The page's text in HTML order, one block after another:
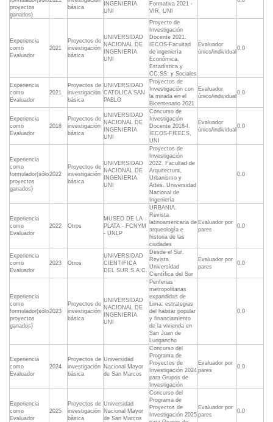
proyectos
ganados)
básica
INGENIERIA
UNI
Formativa 2021 -
VIR, UNI
Experiencia
como
Evaluador
2021
Proyectos de
investigación
básica
UNIVERSIDAD
NACIONAL DE
INGENIERIA
UNI
Proyecto de
Investigación
Docente 2021.
IECOS-Facultad
de ingeniería
Económica,
Estadística y
CC:SS: y Sociales
Evaluador
único/individual
0.0
Experiencia
como
Evaluador
2021
Proyectos de
investigación
básica
UNIVERSIDAD
CATOLICA SAN
PABLO
Proyectos de
Investigación con
la mirada en el
Bicentenario 2021
Evaluador
único/individual
0.0
Experiencia
como
Evaluador
2018
Proyectos de
investigación
básica
UNIVERSIDAD
NACIONAL DE
INGENIERIA
UNI
Concurso de
Investigación
Docente 2018-I.
IECOS-FIEECS,
UNI
Evaluador
único/individual
0.0
Experiencia
como
formulador(sólo
proyectos
ganados)
2022
Proyectos de
investigación
básica
UNIVERSIDAD
NACIONAL DE
INGENIERIA
UNI
Proyectos de
Investigación
2022. Facultad de
Arquitectura,
Urbanismo y
Artes. Universidad
Nacional de
Ingeniería
0.0
Experiencia
como
Evaluador
2022 Otros
MUSEO DE LA
PLATA - FCNYM
- UNLP
URBANIA.
Revista
latinoamericana de
arqueología e
historia de las
ciudades
Evaluador por
pares
0.0
Experiencia
como
Evaluador
2023 Otros
UNIVERSIDAD
CIENTIFICA
DEL SUR S.A.C.
Desde el Sur.
Revista
Universidad
Científica del Sur
Evaluador por
pares
0.0
Experiencia
como
formulador(sólo
proyectos
ganados)
2023
Proyectos de
investigación
básica
UNIVERSIDAD
NACIONAL DE
INGENIERIA
UNI
Periferias
metropolitanas
expandidas de
Lima: estrategias
del habitar popular
y financiamiento
de la vivienda en
San Juan de
Lurigancho
0.0
Experiencia
como
Evaluador
2024
Proyectos de
investigación
básica
Universidad
Nacional Mayor
de San Marcos
Concurso del
Programa de
Proyectos de
Investigación 2024
para Grupos de
Investigación
Evaluador por
pares
0.0
Experiencia
como
Evaluador
2025
Proyectos de
investigación
básica
Universidad
Nacional Mayor
de San Marcos
Concurso del
Programa de
Proyectos de
Investigación 2025
Evaluador por
pares
0.0